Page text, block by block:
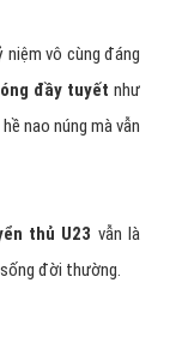
vô cùng đáng
đầy tuyết như
nao núng mà vẫn
thủ U23 vẫn là
đời thường.